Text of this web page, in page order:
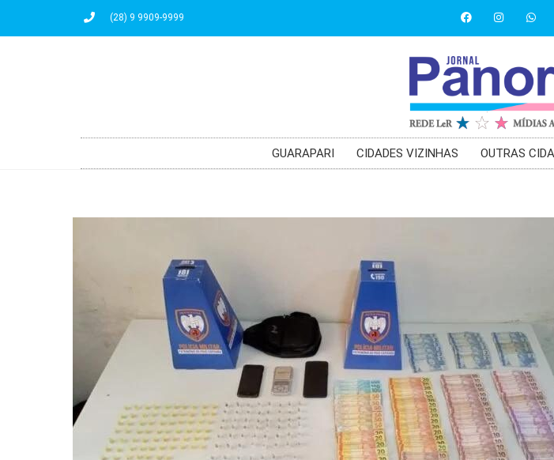
(28) 9 9909-9999
GUARAPARI CIDADES VIZINHAS OUTRAS